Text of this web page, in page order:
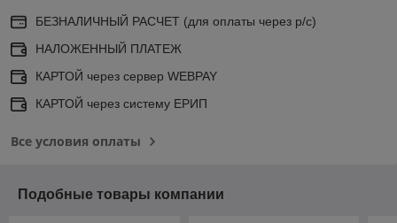
БЕЗНАЛИЧНЫЙ РАСЧЕТ (для оплаты через р/с)
НАЛОЖЕННЫЙ ПЛАТЕЖ
КАРТОЙ через сервер WEBPAY
КАРТОЙ через систему ЕРИП
Все условия оплаты
Подобные товары компании